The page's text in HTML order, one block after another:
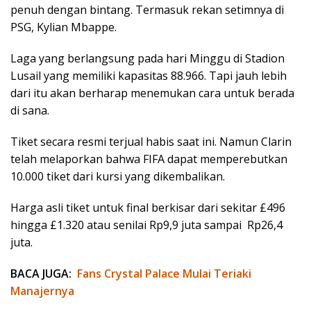
penuh dengan bintang. Termasuk rekan setimnya di
PSG, Kylian Mbappe.
Laga yang berlangsung pada hari Minggu di Stadion
Lusail yang memiliki kapasitas 88.966. Tapi jauh lebih
dari itu akan berharap menemukan cara untuk berada
di sana.
Tiket secara resmi terjual habis saat ini. Namun Clarin
telah melaporkan bahwa FIFA dapat memperebutkan
10.000 tiket dari kursi yang dikembalikan.
Harga asli tiket untuk final berkisar dari sekitar £496
hingga £1.320 atau senilai Rp9,9 juta sampai Rp26,4
juta.
BACA JUGA: Fans Crystal Palace Mulai Teriaki
Manajernya